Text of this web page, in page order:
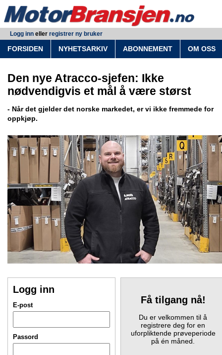
Logg inn eller registrer ny bruker
FORSIDEN NYHETSARKIV ABONNEMENT OM OSS
Den nye Atracco-sjefen: Ikke
nødvendigvis et mål å være størst
- Når det gjelder det norske markedet, er vi ikke fremmede for
oppkjøp.
Logg inn
E-post
Passord
Få tilgang nå!
Du er velkommen til å
registrere deg for en
uforpliktende prøveperiode
på én måned.